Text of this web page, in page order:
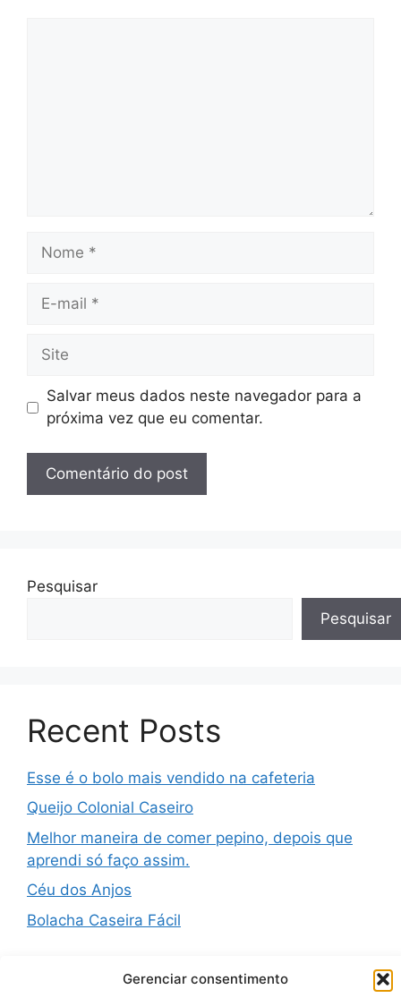
Gerenciar consentimento
Nome
Site
Salvar meus dados neste navegador para a
próxima vez que eu comentar.
Pesquisar
Pesquisar
Recent Posts
Esse é o bolo mais vendido na cafeteria
Queijo Colonial Caseiro
Melhor maneira de comer pepino, depois que
aprendi só faço assim.
Céu dos Anjos
Bolacha Caseira Fácil